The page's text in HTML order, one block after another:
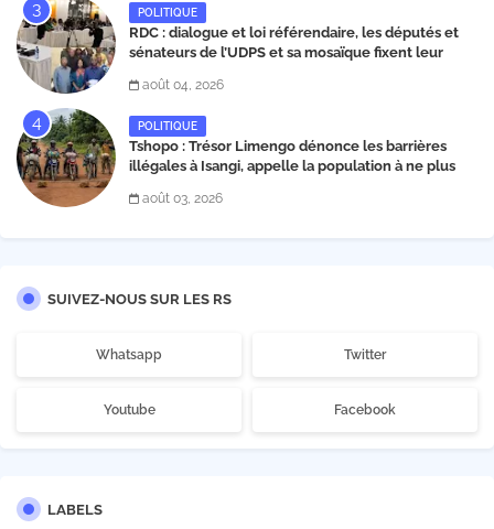
POLITIQUE
RDC : dialogue et loi référendaire, les députés et
sénateurs de l’UDPS et sa mosaïque fixent leur
Matata
août 04, 2026
POLITIQUE
Tshopo : Trésor Limengo dénonce les barrières
illégales à Isangi, appelle la population à ne plus
août 03, 2026
SUIVEZ-NOUS SUR LES RS
Whatsapp Twitter
Youtube Facebook
LABELS